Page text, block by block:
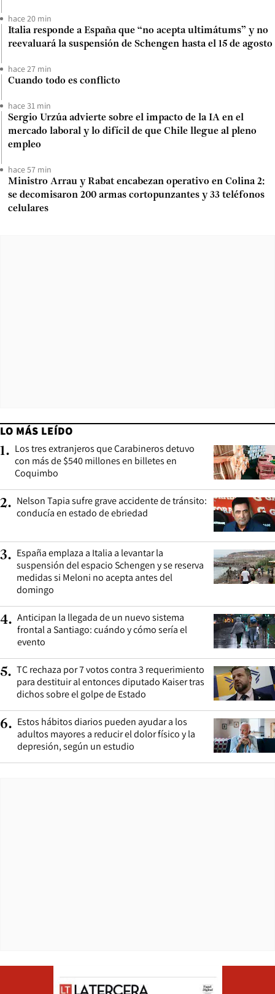
hace 20 min
Italia responde a España que “no acepta ultimátums” y no
reevaluará la suspensión de Schengen hasta el 15 de agosto
hace 27 min
Cuando todo es conflicto
hace 31 min
Sergio Urzúa advierte sobre el impacto de la IA en el
mercado laboral y lo difícil de que Chile llegue al pleno
empleo
hace 57 min
Ministro Arrau y Rabat encabezan operativo en Colina 2:
se decomisaron 200 armas cortopunzantes y 33 teléfonos
celulares
LO MÁS LEÍDO
1. Los tres extranjeros que Carabineros detuvo
con más de $540 millones en billetes en
Coquimbo
2. Nelson Tapia sufre grave accidente de tránsito:
conducía en estado de ebriedad
3. España emplaza a Italia a levantar la
suspensión del espacio Schengen y se reserva
medidas si Meloni no acepta antes del
domingo
4. Anticipan la llegada de un nuevo sistema
frontal a Santiago: cuándo y cómo sería el
evento
5. TC rechaza por 7 votos contra 3 requerimiento
para destituir al entonces diputado Kaiser tras
dichos sobre el golpe de Estado
6. Estos hábitos diarios pueden ayudar a los
adultos mayores a reducir el dolor físico y la
depresión, según un estudio